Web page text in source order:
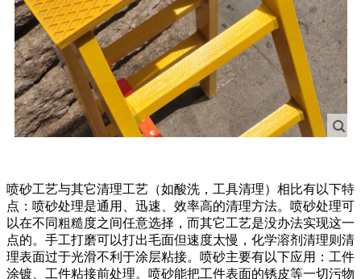
喷砂工艺与其它清理工艺（如酸洗，工具清理）相比有以下特
点：喷砂处理是通用、迅速、效率高的清理方法。喷砂处理可
以在不同粗糙度之间任意选择，而其它工艺是没办法实现这一
点的。手工打磨可以打出毛面但速度太慢，化学溶剂清理则清
理表面过于光滑不利于涂层粘接。喷砂主要有以下应用：工件
涂镀、工件粘接前处理。喷砂能把工件表面的锈皮等一切污物